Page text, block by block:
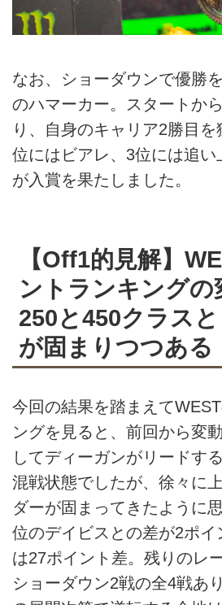
なお、ショーダウンで優勝
のハマーカー。スタートか
り、自身のキャリア2勝目
位にはビアレ、3位には追い
が入賞を果たしました。
【Off1的見解】
ントランキングの
250と450クラス
が固まりつつある
今回の結果を踏まえて
ングを見ると、前回から変
してディーガンがリードす
混戦状態でしたが、徐々に
ダーが固まってきたように
位のデイビスとの差が2ポイ
は27ポイント差。残りのレ
ショーダウン2戦の全4戦あ